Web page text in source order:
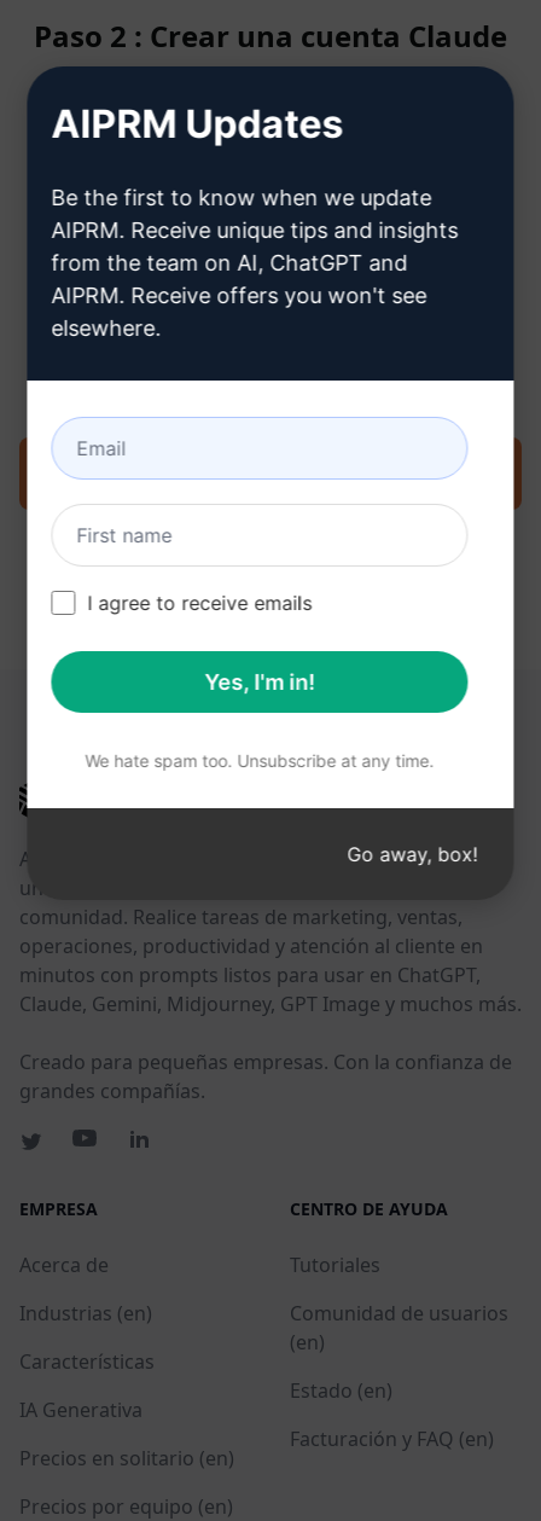
Paso 2 : Crear una cuenta Claude
Haga clic aquí para saber cómo
Paso 3 : Utiliza el Prompt en tu
Pruebe ahora en Claude
ESTOS ENLACES PUEDEN RESULTARLE ÚTILES
AIPRM
AIPRM es una herramienta de gestión de prompts y
una biblioteca de prompts impulsada por la
comunidad. Realice tareas de marketing, ventas,
operaciones, productividad y atención al cliente en
minutos con prompts listos para usar en ChatGPT,
Claude, Gemini, Midjourney, GPT Image y muchos más.
Creado para pequeñas empresas. Con la confianza de
grandes compañías.
EMPRESA
Acerca de
Industrias (en)
Características
IA Generativa
Precios en solitario (en)
Precios por equipo (en)
CENTRO DE AYUDA
Tutoriales
Comunidad de usuarios
(en)
Estado (en)
Facturación y FAQ (en)
AIPRM Updates
Be the first to know when we update
AIPRM. Receive unique tips and insights
from the team on AI, ChatGPT and
AIPRM. Receive offers you won't see
elsewhere.
I agree to receive emails
Yes, I'm in!
We hate spam too. Unsubscribe at any time.
Go away, box!